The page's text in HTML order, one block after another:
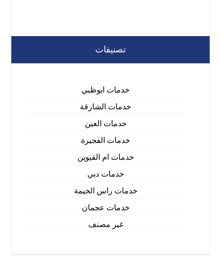
تصنيفات
خدمات ابوظبي
خدمات الشارقة
خدمات العين
خدمات الفجيرة
خدمات ام القيوين
خدمات دبي
خدمات راس الخيمة
خدمات عجمان
غير مصنف